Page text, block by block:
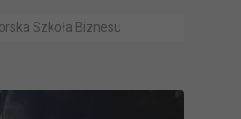
Szkoła Biznesu